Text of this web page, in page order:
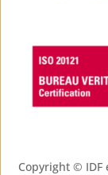
Copyright © IDF